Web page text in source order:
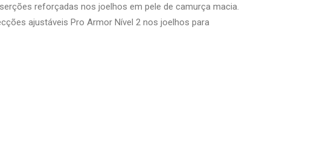
reforçadas nos joelhos em pele de camurça macia.
ajustáveis ​​Pro Armor Nível 2 nos joelhos para